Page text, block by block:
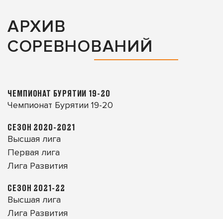
АРХИВ
СОРЕВНОВАНИЙ
ЧЕМПИОНАТ БУРЯТИИ 19-20
Чемпионат Бурятии 19-20
СЕЗОН 2020-2021
Высшая лига
Первая лига
Лига Развития
СЕЗОН 2021-22
Высшая лига
Лига Развития